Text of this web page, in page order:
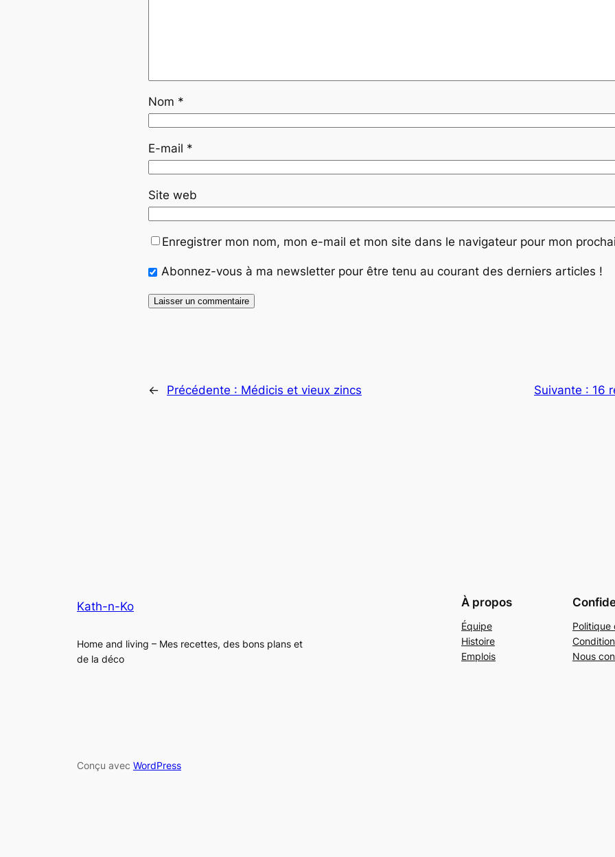
Nom *
E-mail *
Site web
Enregistrer mon nom, mon e-mail et mon site dans le navigateur pour mon
Abonnez-vous à ma newsletter pour être tenu au courant des derniers articles !
← Précédente : Médicis et vieux zincs Suivante : 16
Kath-n-Ko
Home and living – Mes recettes, des bons plans et
de la déco
À propos
Équipe
Histoire
Emplois
Politique
Nous
Conçu avec WordPress